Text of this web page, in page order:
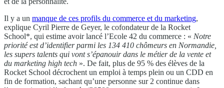
Il y a un manque de ces profils du commerce et du marketing,
explique Cyril Pierre de Geyer, le cofondateur de la Rocket
School*, qui estime avoir lancé l’Ecole 42 du commerce : « Notre
priorité est d’identifier parmi les 134 410 chômeurs en Normandie,
les supers talents qui vont s’épanouir dans le métier de la vente et
du marketing high tech ». De fait, plus de 95 % des élèves de la
Rocket School décrochent un emploi à temps plein ou un CDD en
fin de formation, sachant qu’une personne sur 2 continue dans